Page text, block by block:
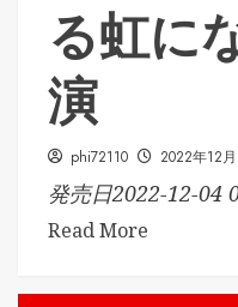
る虹に
演
phi72110 2022年12
発売日2022-12-04
Read More